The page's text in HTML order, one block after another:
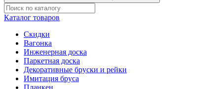
Каталог товаров
Скидки
Вагонка
Инженерная доска
Паркетная доска
Декоративные бруски и рейки
Имитация бруса
Планкен